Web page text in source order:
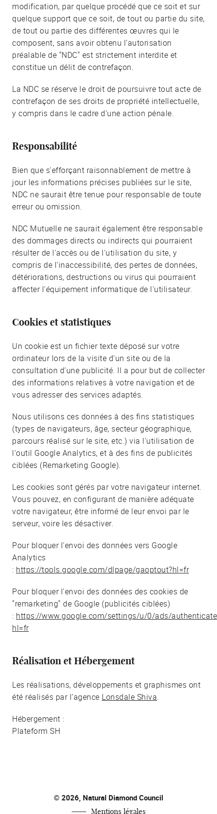
modification, par quelque procédé que ce soit et sur
quelque support que ce soit, de tout ou partie du site,
de tout ou partie des différentes œuvres qui le
composent, sans avoir obtenu l'autorisation
préalable de "NDC" est strictement interdite et
constitue un délit de contrefaçon.
La NDC se réserve le droit de poursuivre tout acte de
contrefaçon de ses droits de propriété intellectuelle,
y compris dans le cadre d'une action pénale.
Responsabilité
Bien que s'efforçant raisonnablement de mettre à
jour les informations précises publiées sur le site,
NDC ne saurait être tenue pour responsable de toute
erreur ou omission.
NDC Mutuelle ne saurait également être responsable
des dommages directs ou indirects qui pourraient
résulter de l'accès ou de l'utilisation du site, y
compris de l'inaccessibilité, des pertes de données,
détériorations, destructions ou virus qui pourraient
affecter l'équipement informatique de l'utilisateur.
Cookies et statistiques
Un cookie est un fichier texte déposé sur votre
ordinateur lors de la visite d'un site ou de la
consultation d'une publicité. Il a pour but de collecter
des informations relatives à votre navigation et de
vous adresser des services adaptés.
Nous utilisons ces données à des fins statistiques
(types de navigateurs, âge, secteur géographique,
parcours réalisé sur le site, etc.) via l'utilisation de
l'outil Google Analytics, et à des fins de publicités
ciblées (Remarketing Google).
Les cookies sont gérés par votre navigateur internet.
Vous pouvez, en configurant de manière adéquate
votre navigateur, être informé de leur envoi par le
serveur, voire les désactiver.
Pour bloquer l'envoi des données vers Google
Analytics
: https://tools.google.com/dlpage/gaoptout?hl=fr
Pour bloquer l'envoi des données des cookies de
"remarketing" de Google (publicités ciblées)
: https://www.google.com/settings/u/0/ads/
hl=fr
Réalisation et Hébergement
Les réalisations, développements et graphismes ont
été réalisés par l’agence Lonsdale Shiva.
Hébergement :
Plateform SH
© 2026, Natural Diamond Council
Mentions légales